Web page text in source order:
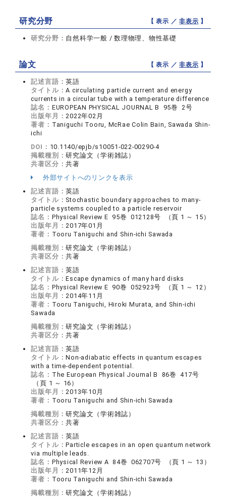
研究分野 【 表示 ／非表示 】
研究分野： 自然科学一般 / 数理物理、物性基礎
論文 【 表示 ／非表示 】
記述言語：英語
タイトル：A circulating particle current and energy
currents in a circular tube with a temperature difference
誌名： EUROPEAN PHYSICAL JOURNAL B 95巻 2号
出版年月：2022年02月
著者： Taniguchi Tooru, McRae Colin Bain, Sawada Shin-
ichi
DOI： 10.1140/epjb/s10051-022-00290-4
掲載種別：研究論文（学術雑誌）
共著区分：共著
外部サイトへのリンクを表示
記述言語：英語
タイトル： Stochastic boundary approaches to many-
particle systems coupled to a particle reservoir
誌名： Physical Review E 95巻 012128号 （頁 1 ～ 15）
出版年月：2017年01月
著者： Tooru Taniguchi and Shin-ichi Sawada
掲載種別：研究論文（学術雑誌）
共著区分：共著
記述言語：英語
タイトル：Escape dynamics of many hard disks
誌名： Physical Review E 90巻 052923号 （頁 1 ～ 12）
出版年月：2014年11月
著者： Tooru Taniguchi, Hiroki Murata, and Shin-ichi
Sawada
掲載種別：研究論文（学術雑誌）
共著区分：共著
記述言語：英語
タイトル：Non-adiabatic effects in quantum escapes
with a time-dependent potential.
誌名： The European Physical Journal B 86巻 417号
（頁 1 ～ 16）
出版年月：2013年10月
著者： Tooru Taniguchi and Shin-ichi Sawada
掲載種別：研究論文（学術雑誌）
共著区分：共著
記述言語：英語
タイトル：Particle escapes in an open quantum network
via multiple leads.
誌名： Physical Review A 84巻 062707号 （頁 1 ～ 13）
出版年月：2011年12月
著者： Tooru Taniguchi and Shin-ichi Sawada
掲載種別：研究論文（学術雑誌）